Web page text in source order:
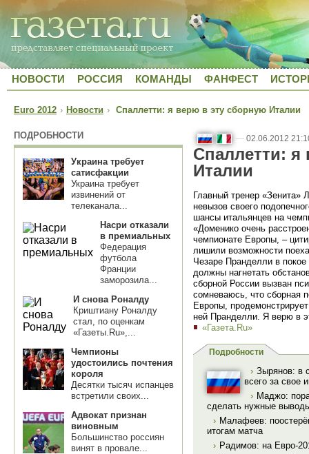
НОВОСТИ РОССИЯ КОМАНДЫ ФАНФЕСТ
Euro 2012 › Новости › Спаллетти: я верю в эту сборную Италии
ПОДРОБНОСТИ
Украина требует
сатисфакции
Украина требует
извинений от
телеканала...
Насри отказали
в премиальных
Федерация
футбола
Франции
заморозила...
И снова Роналду
Криштиану Роналду
стал, по оценкам
«Газеты.Ru»,...
Чемпионы
удостоились почтения
короля
Десятки тысяч испанцев
встретили своих...
Адвокат признан
виновным
Большинство россиян
винят в провале...
— 02.06.2012
Спаллетти:
Италии
Главный тренер «Зенита»
невызов своего
шансы итальянцев на
«Доменико очень
чемпионате Европы, –
лишили возможности
Чезаре Пранделли в
должны нагнетать
сборной России вызван
сомневаюсь, что сборная
Европы,
ней Пранделли. Я верю в
«Газета.Ru»
Подробности
› Зырянов: в
всего за свое
› Маджо:
сделать нужные
› Малафеев:
итогам матча
› Радимов: на Евро-